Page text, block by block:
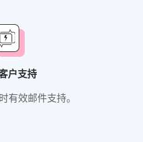
户支持
有效邮件支持。